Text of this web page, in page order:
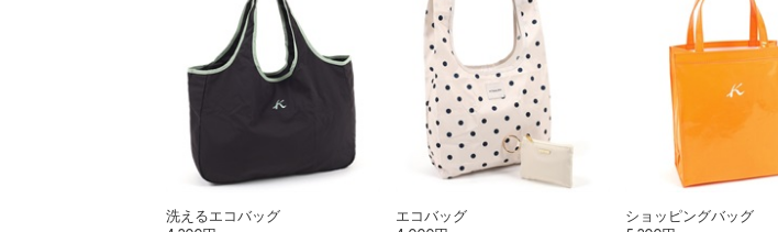
洗えるエコバッグ
エコバッグ
ショッピングバッグ